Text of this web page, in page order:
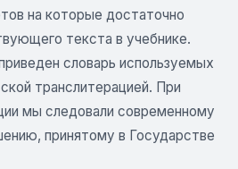
на которые достаточно
текста в учебнике.
словарь используемых
транслитерацией. При
мы следовали современному
принятому в Государстве